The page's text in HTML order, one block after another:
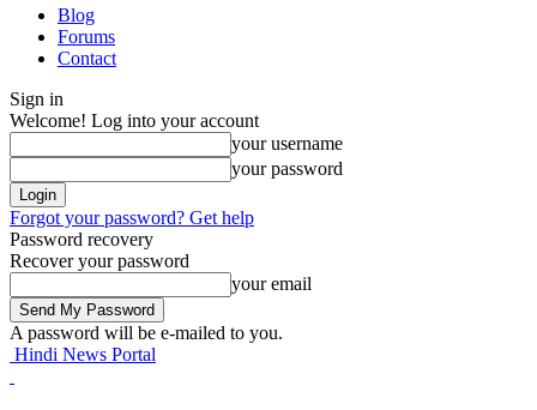
Blog
Forums
Contact
Sign in
Welcome! Log into your account
your username
your password
Forgot your password? Get help
Password recovery
Recover your password
your email
A password will be e-mailed to you.
Hindi News Portal